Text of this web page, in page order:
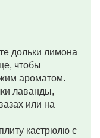
дольки лимона
чтобы
ароматом.
лаванды,
или на
кастрюлю с